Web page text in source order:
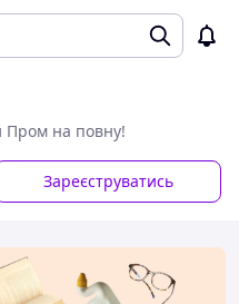
Пром на повну!
Зареєструватись